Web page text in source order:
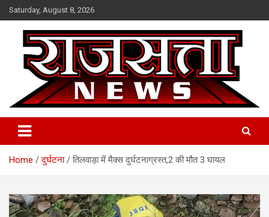
Skip
to
content
Saturday, August 8, 2026
Raj Satta News
Home दुर्घटना तिलवाड़ा में मैक्स दुर्घटनाग्रस्त,2 की मौत 3 घायल